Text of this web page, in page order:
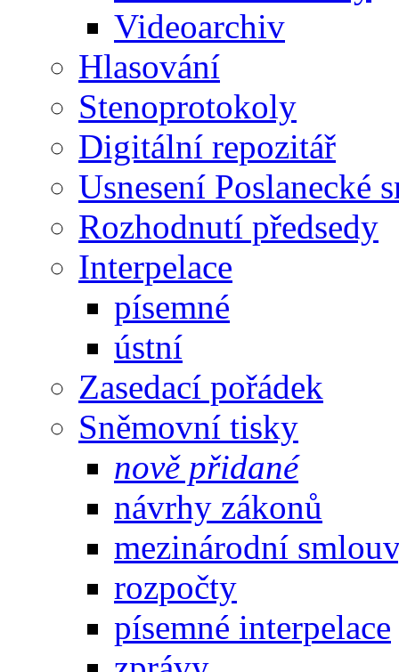
Videoarchiv
Hlasování
Stenoprotokoly
Digitální repozitář
Usnesení Poslanecké
Rozhodnutí předsedy
Interpelace
písemné
ústní
Zasedací pořádek
Sněmovní tisky
nově přidané
návrhy zákonů
mezinárodní
rozpočty
písemné interpelace